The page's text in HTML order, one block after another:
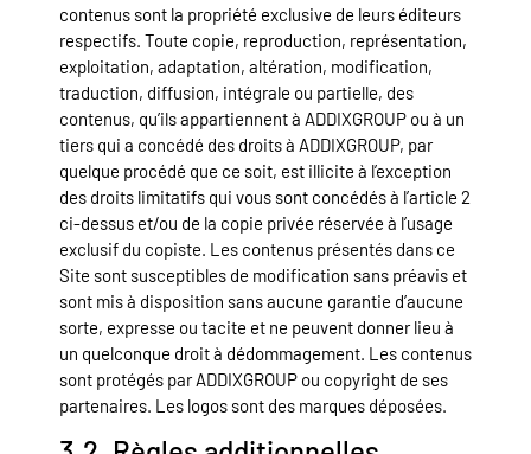
contenus sont la propriété exclusive de leurs éditeurs
respectifs. Toute copie, reproduction, représentation,
exploitation, adaptation, altération, modification,
traduction, diffusion, intégrale ou partielle, des
contenus, qu’ils appartiennent à ADDIXGROUP ou à un
tiers qui a concédé des droits à ADDIXGROUP, par
quelque procédé que ce soit, est illicite à l’exception
des droits limitatifs qui vous sont concédés à l’article 2
ci-dessus et/ou de la copie privée réservée à l’usage
exclusif du copiste. Les contenus présentés dans ce
Site sont susceptibles de modification sans préavis et
sont mis à disposition sans aucune garantie d’aucune
sorte, expresse ou tacite et ne peuvent donner lieu à
un quelconque droit à dédommagement. Les contenus
sont protégés par ADDIXGROUP ou copyright de ses
partenaires. Les logos sont des marques déposées.